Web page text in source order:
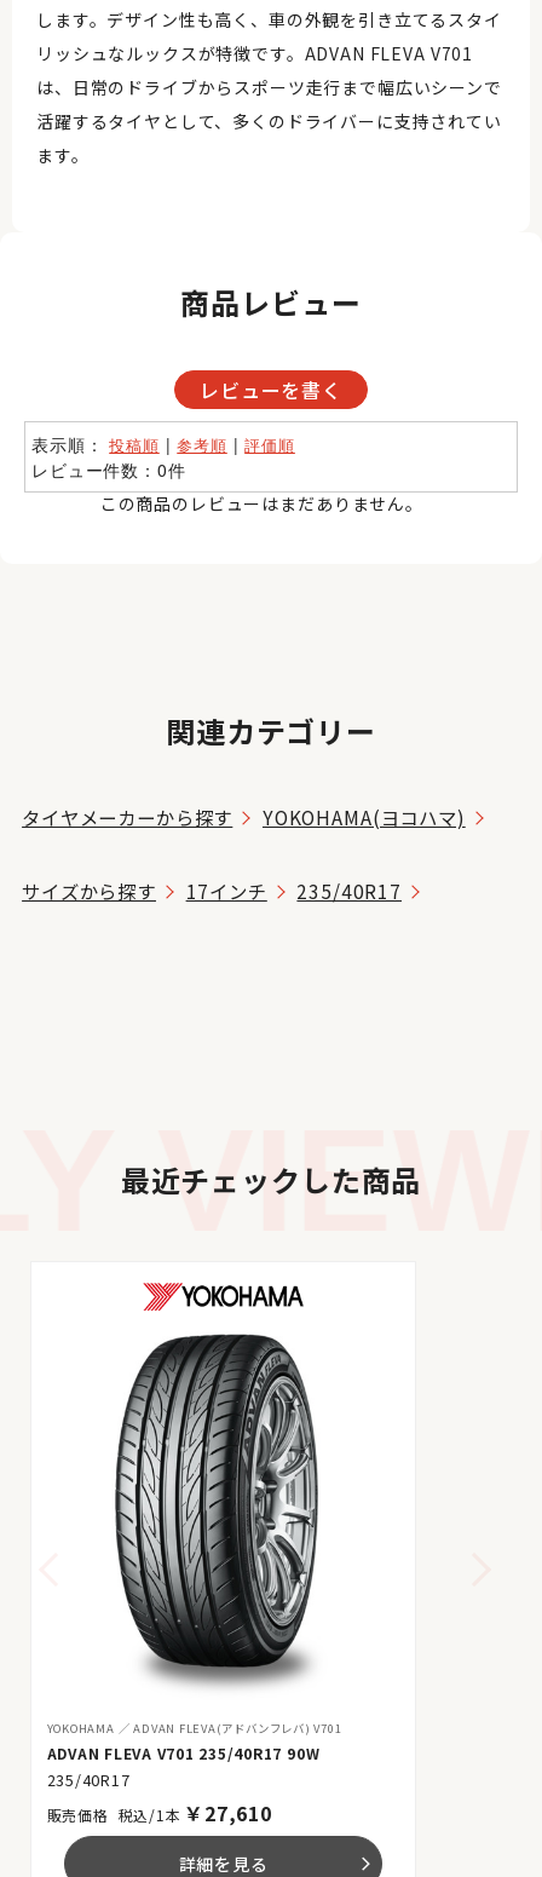
します。デザイン性も高く、車の外観を引き立てるスタイ
リッシュなルックスが特徴です。ADVAN FLEVA V701
は、日常のドライブからスポーツ走行まで幅広いシーンで
活躍するタイヤとして、多くのドライバーに支持されてい
ます。
商品レビュー
レビューを書く
表示順：投稿順 |参考順 |評価順
レビュー件数：0件
この商品のレビューはまだありません。
関連カテゴリー
タイヤメーカーから探す YOKOHAMA(ヨコハマ)
サイズから探す 17インチ 235/40R17
最近チェックした商品
YOKOHAMA ADVAN FLEVA(アドバンフレバ) V701
ADVAN FLEVA V701 235/40R17 90W
235/40R17
税込/1本 ￥ 27,610
詳細を見る arrow_forward_ios